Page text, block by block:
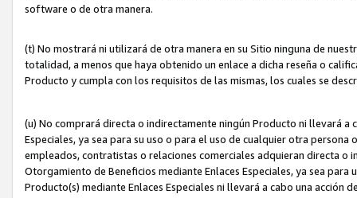
software o de otra manera.
(t) No mostrará ni utilizará de otra manera en su Sitio ninguna de
totalidad, a menos que haya obtenido un enlace a dicha reseña o
Producto y cumpla con los requisitos de las mismas, los cuales se
(u) No comprará directa o indirectamente ningún Producto ni llevará a
Especiales, ya sea para su uso o para el uso de cualquier otra
empleados, contratistas o relaciones comerciales adquieran directa o
Otorgamiento de Beneficios mediante Enlaces Especiales, ya sea
Producto(s) mediante Enlaces Especiales ni llevará a cabo una